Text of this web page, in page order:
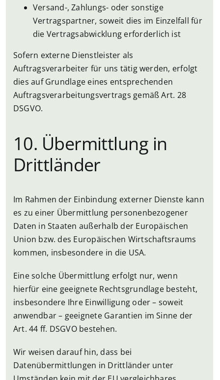
Versand-, Zahlungs- oder sonstige
Vertragspartner, soweit dies im Einzelfall für
die Vertragsabwicklung erforderlich ist
Sofern externe Dienstleister als
Auftragsverarbeiter für uns tätig werden, erfolgt
dies auf Grundlage eines entsprechenden
Auftragsverarbeitungsvertrags gemäß Art. 28
DSGVO.
10. Übermittlung in
Drittländer
Im Rahmen der Einbindung externer Dienste kann
es zu einer Übermittlung personenbezogener
Daten in Staaten außerhalb der Europäischen
Union bzw. des Europäischen Wirtschaftsraums
kommen, insbesondere in die USA.
Eine solche Übermittlung erfolgt nur, wenn
hierfür eine geeignete Rechtsgrundlage besteht,
insbesondere Ihre Einwilligung oder – soweit
anwendbar – geeignete Garantien im Sinne der
Art. 44 ff. DSGVO bestehen.
Wir weisen darauf hin, dass bei
Datenübermittlungen in Drittländer unter